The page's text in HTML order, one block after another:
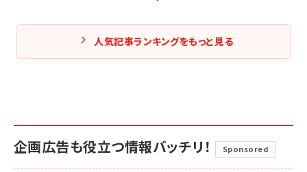
人気記事ランキングをもっと見る
企画広告も役立つ情報バッチリ！ Sponsored